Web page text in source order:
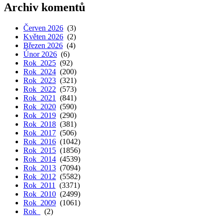
Archiv komentů
Červen 2026 (3)
Květen 2026 (2)
Březen 2026 (4)
Únor 2026 (6)
Rok 2025 (92)
Rok 2024 (200)
Rok 2023 (321)
Rok 2022 (573)
Rok 2021
(841)
Rok 2020 (590)
Rok 2019 (290)
Rok 2018 (381)
Rok 2017 (506)
Rok 2016 (1042)
Rok 2015 (1856)
Rok 2014 (4539)
Rok 2013 (7094)
Rok 2012 (5582)
Rok 2011
(3371)
Rok 2010 (2499)
Rok 2009 (1061)
Rok
(2)